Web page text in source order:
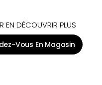
EN DÉCOUVRIR PLUS
Vous En Magasin